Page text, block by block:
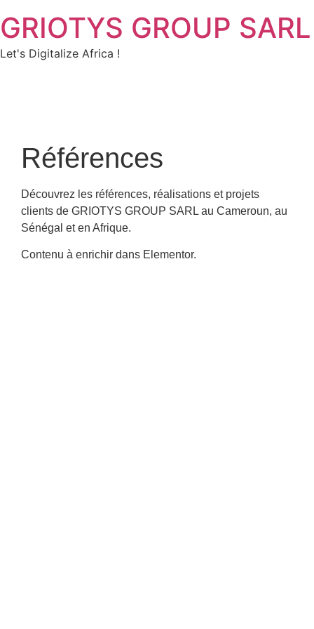
GRIOTYS GROUP SARL
Let's Digitalize Africa !
Références
Découvrez les références, réalisations et projets
clients de GRIOTYS GROUP SARL au Cameroun, au
Sénégal et en Afrique.
Contenu à enrichir dans Elementor.